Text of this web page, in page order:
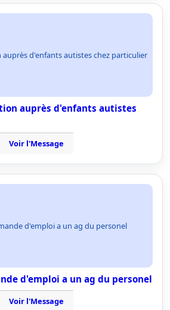
d'enfants autistes chez particulier
auprès d'enfants autistes
Voir l'Message
d'emploi a un ag du personel
d'emploi a un ag du personel
Voir l'Message